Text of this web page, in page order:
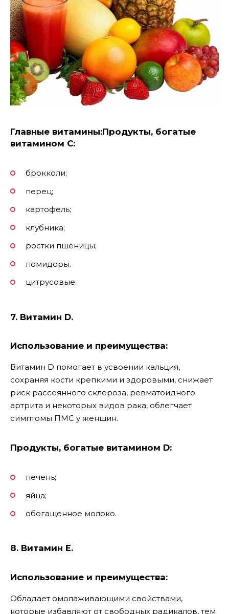
Главные витамины:Продукты, богатые
витамином С:
брокколи;
перец;
картофель;
клубника;
ростки пшеницы;
помидоры.
цитрусовые.
7. Витамин D.
Использование и преимущества:
Витамин D помогает в усвоении кальция,
сохраняя кости крепкими и здоровыми, снижает
риск рассеянного склероза, ревматоидного
артрита и некоторых видов рака, облегчает
симптомы ПМС у женщин.
Продукты, богатые витамином D:
печень;
яйца;
обогащенное молоко.
8. Витамин Е.
Использование и преимущества:
Обладает омолаживающими свойствами,
которые избавляют от свободных радикалов, тем